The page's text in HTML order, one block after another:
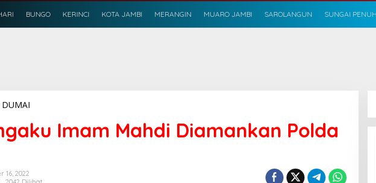
BUNGO KERINCI KOTA JAMBI MERANGIN MUARO JAMBI SAROLANGUN SUNGAI PENUH
DUMAI
i
a
g
Imam Mahdi Diamankan Polda
16, 2022